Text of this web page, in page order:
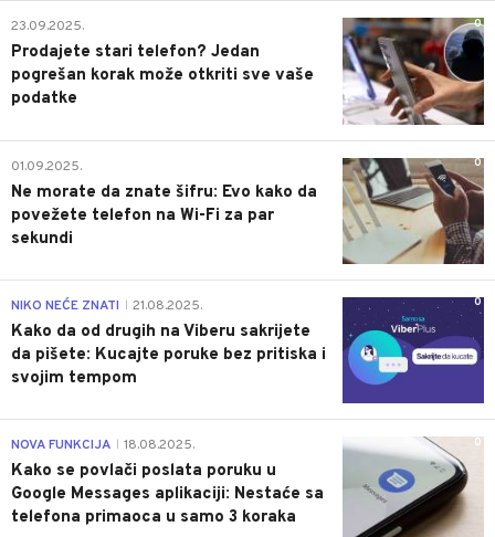
0
23.09.2025.
Prodajete stari telefon? Jedan
pogrešan korak može otkriti sve vaše
podatke
0
01.09.2025.
Ne morate da znate šifru: Evo kako da
povežete telefon na Wi-Fi za par
sekundi
0
NIKO NEĆE ZNATI 21.08.2025.
Kako da od drugih na Viberu sakrijete
da pišete: Kucajte poruke bez pritiska i
svojim tempom
0
NOVA FUNKCIJA 18.08.2025.
Kako se povlači poslata poruku u
Google Messages aplikaciji: Nestaće sa
telefona primaoca u samo 3 koraka